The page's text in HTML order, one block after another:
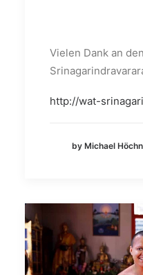
Vielen Dank an
http://wat-
by Michael